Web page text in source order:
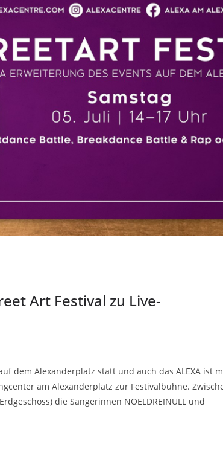
Art Festival zu Live-
dem Alexanderplatz statt und auch das ALEXA ist
am Alexanderplatz zur Festivalbühne.
die Sängerinnen NOELDREINULL und